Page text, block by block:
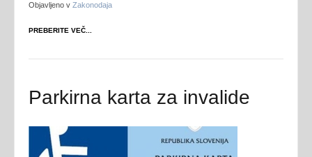
Objavljeno v Zakonodaja
PREBERITE VEČ...
Parkirna karta za invalide